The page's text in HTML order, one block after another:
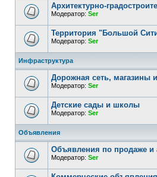
Архитектурно-
Модератор: Ser
Территория "Большой
Модератор: Ser
Инфраструктура
Дорожная сеть, магазины
Модератор: Ser
Детские сады и школы
Модератор: Ser
Объявления
Объявления по продаже и
Модератор: Ser